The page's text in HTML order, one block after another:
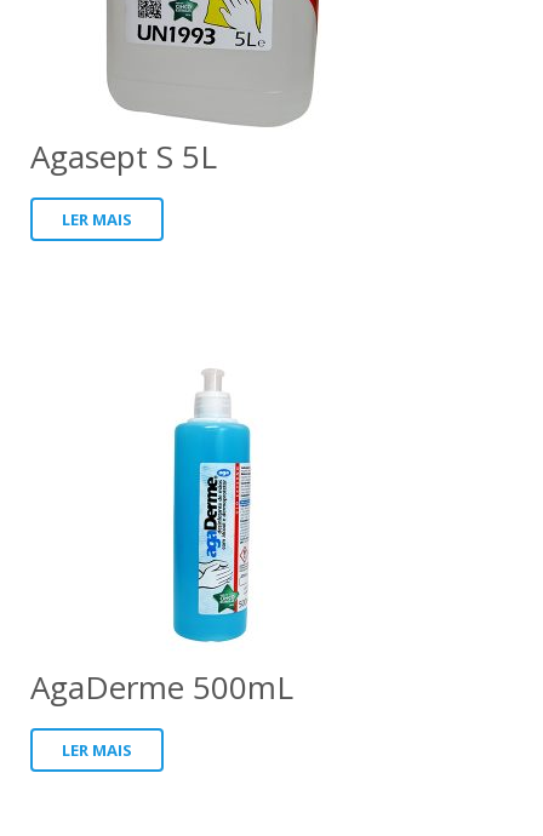
Agasept S 5L
LER MAIS
AgaDerme 500mL
LER MAIS